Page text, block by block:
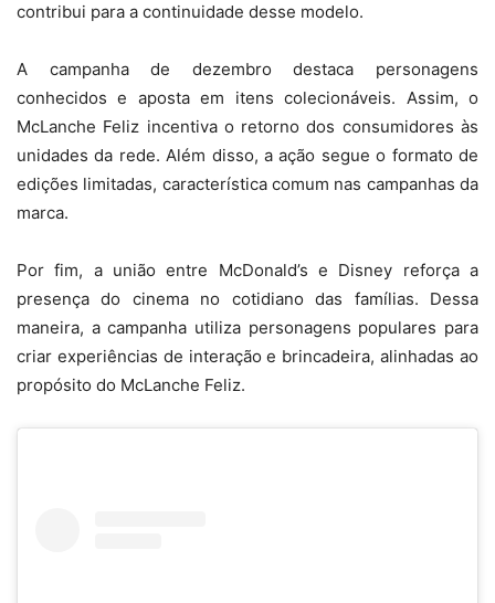
contribui para a continuidade desse modelo.
A campanha de dezembro destaca personagens
conhecidos e aposta em itens colecionáveis. Assim, o
McLanche Feliz incentiva o retorno dos consumidores às
unidades da rede. Além disso, a ação segue o formato de
edições limitadas, característica comum nas campanhas da
marca.
Por fim, a união entre McDonald’s e Disney reforça a
presença do cinema no cotidiano das famílias. Dessa
maneira, a campanha utiliza personagens populares para
criar experiências de interação e brincadeira, alinhadas ao
propósito do McLanche Feliz.